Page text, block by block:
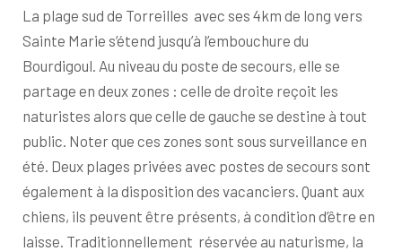
La plage sud de Torreilles avec ses 4km de long vers
Sainte Marie s’étend jusqu’à l’embouchure du
Bourdigoul. Au niveau du poste de secours, elle se
partage en deux zones : celle de droite reçoit les
naturistes alors que celle de gauche se destine à tout
public. Noter que ces zones sont sous surveillance en
été. Deux plages privées avec postes de secours sont
également à la disposition des vacanciers. Quant aux
chiens, ils peuvent être présents, à condition d’être en
laisse. Traditionnellement réservée au naturisme, la